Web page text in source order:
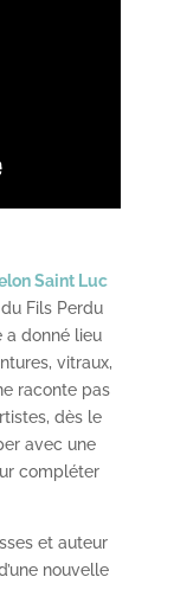
Saint Luc
Fils Perdu
a donné lieu
vitraux,
raconte pas
dès le
avec une
compléter
et auteur
nouvelle